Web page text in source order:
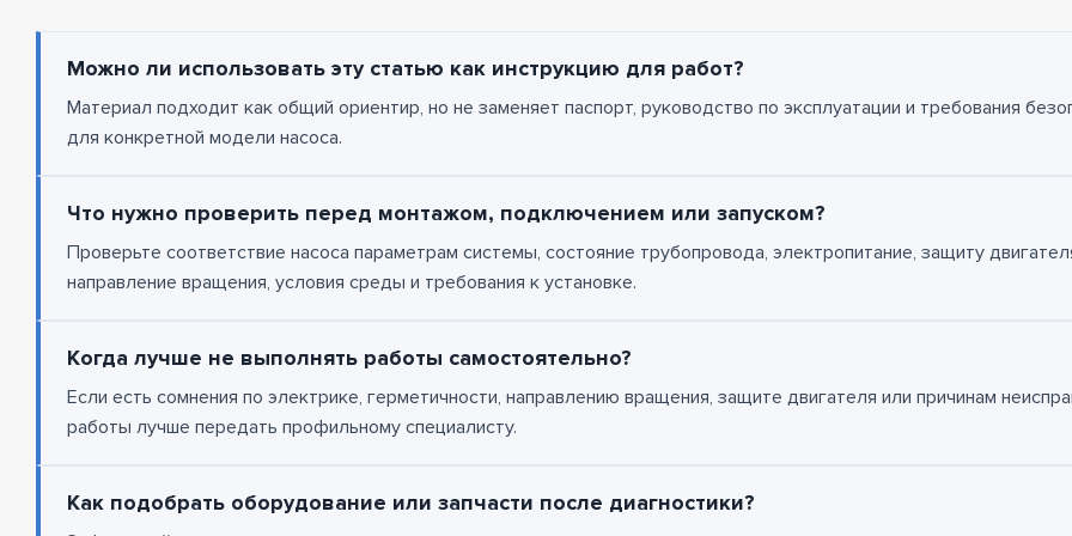
Можно ли использовать эту статью как инструкцию для работ?
Материал подходит как общий ориентир, но не заменяет паспорт, руководство по эксплуатации и требования
для конкретной модели насоса.
Что нужно проверить перед монтажом, подключением или запуском?
Проверьте соответствие насоса параметрам системы, состояние трубопровода, электропитание, защиту
направление вращения, условия среды и требования к установке.
Когда лучше не выполнять работы самостоятельно?
Если есть сомнения по электрике, герметичности, направлению вращения, защите двигателя или причинам
работы лучше передать профильному специалисту.
Как подобрать оборудование или запчасти после диагностики?